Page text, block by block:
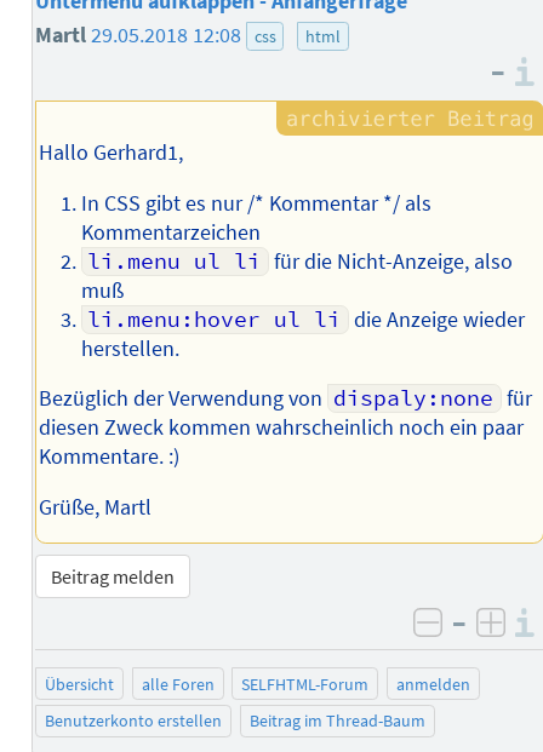
Martl29.05.2018 12:08 css html
–
Hallo Gerhard1,
In CSS gibt es nur /* Kommentar */ als
Kommentarzeichen
li.menu ul li
für die Nicht-Anzeige, also
muß
li.menu:hover ul li
die Anzeige wieder
herstellen.
Bezüglich der Verwendung von dispaly:none für
diesen Zweck kommen wahrscheinlich noch ein paar
Kommentare. :)
Grüße, Martl
Beitrag melden
negativ
–
Übersicht alle Foren SELFHTML-Forum
anmelden
Benutzerkonto erstellen
Beitrag im Thread-Baum